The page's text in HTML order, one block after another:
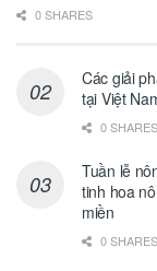
0 SHARES
Các giải
tại Việt
0 SHARES
Tuần lễ
tinh hoa
miền
0 SHARES